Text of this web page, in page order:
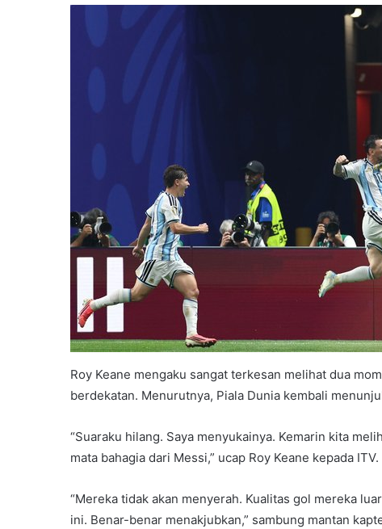
Roy Keane mengaku sangat terkesan melihat dua
berdekatan. Menurutnya, Piala Dunia kembali
“Suaraku hilang. Saya menyukainya. Kemarin kita
mata bahagia dari Messi,” ucap Roy Keane kepada ITV.
“Mereka tidak akan menyerah. Kualitas gol mereka
ini. Benar-benar menakjubkan,” sambung mantan